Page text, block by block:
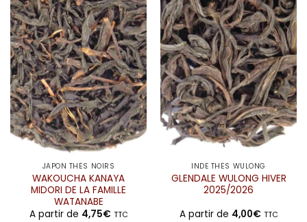
JAPON THÉS NOIRS
WAKOUCHA KANAYA
MIDORI DE LA FAMILLE
WATANABE
A partir de 4,75€ TTC
INDE THÉS WULONG
GLENDALE WULONG HIVER
2025/2026
A partir de 4,00€ TTC